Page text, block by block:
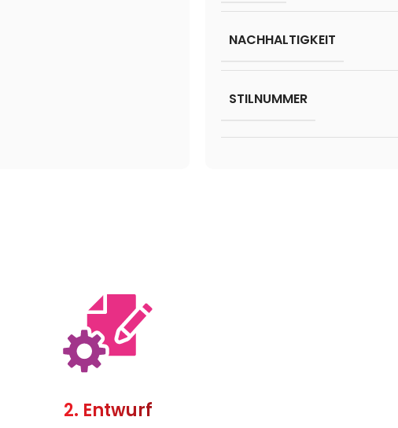
NACHHALTIGKEIT
STILNUMMER
2. Entwurf